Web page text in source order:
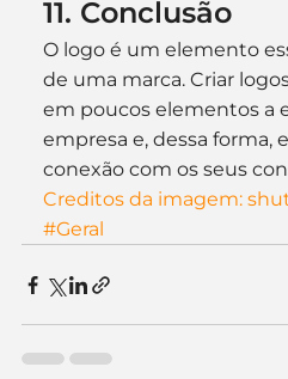
11. Conclusão
O logo é um elemento
de uma marca. Criar
em poucos elementos a
empresa e, dessa forma,
conexão com os seus
Creditos da imagem:
#Geral